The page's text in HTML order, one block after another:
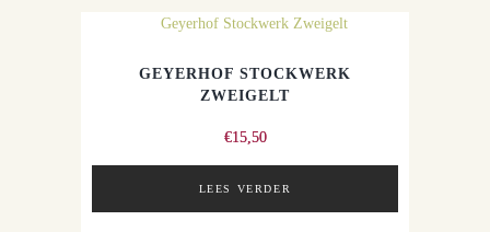
GEYERHOF STOCKWERK
ZWEIGELT
€15,50
LEES VERDER